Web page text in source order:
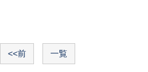
<<前 一覧